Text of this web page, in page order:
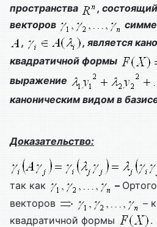
пространства
,
векторов
,
, является
квадратичной формы
выражение
каноническим видом в
Доказательство:
так как
–
векторов
–
квадратичной формы
.